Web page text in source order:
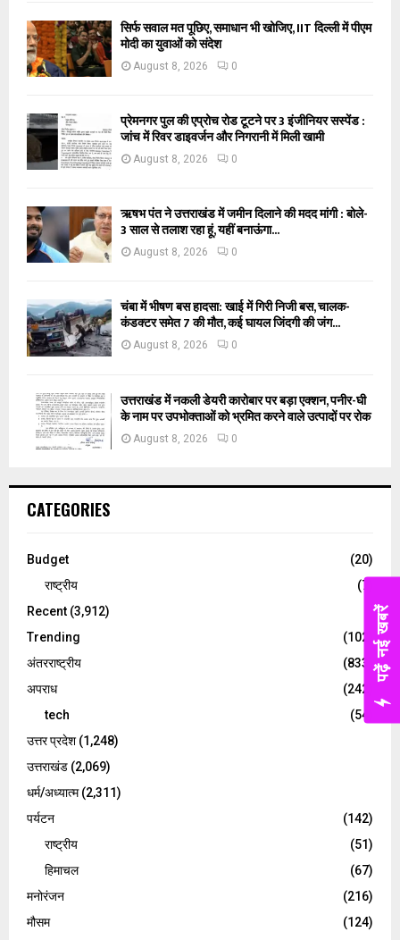
सिर्फ सवाल मत पूछिए, समाधान भी खोजिए, IIT दिल्ली में पीएम
मोदी का युवाओं को संदेश
August 8, 2026 0
प्रेमनगर पुल की एप्रोच रोड टूटने पर 3 इंजीनियर सस्पेंड :
जांच में रिवर डाइवर्जन और निगरानी में मिली खामी
August 8, 2026 0
ऋषभ पंत ने उत्तराखंड में जमीन दिलाने की मदद मांगी : बोले-
3 साल से तलाश रहा हूं, यहीं बनाऊंगा...
August 8, 2026 0
चंबा में भीषण बस हादसा: खाई में गिरी निजी बस, चालक-
कंडक्टर समेत 7 की मौत, कई घायल जिंदगी की जंग...
August 8, 2026 0
उत्तराखंड में नकली डेयरी कारोबार पर बड़ा एक्शन, पनीर-घी
के नाम पर उपभोक्ताओं को भ्रमित करने वाले उत्पादों पर रोक
August 8, 2026 0
CATEGORIES
Budget
(20)
राष्ट्रीय
(7)
Recent (3,912)
Trending
(102)
अंतरराष्ट्रीय
(833)
अपराध
(242)
tech
(54)
उत्तर प्रदेश(1,248)
उत्तराखंड (2,069)
धर्म/अध्यात्म(2,311)
पर्यटन
(142)
राष्ट्रीय
(51)
हिमाचल
(67)
मनोरंजन
(216)
मौसम
(124)
पढ़ें नई खबरें